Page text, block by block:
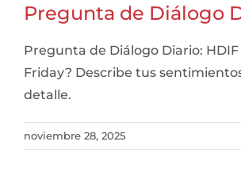
Pregunta de Diálogo
Pregunta de Diálogo Diario:
Friday? Describe tus
detalle.
noviembre 28, 2025